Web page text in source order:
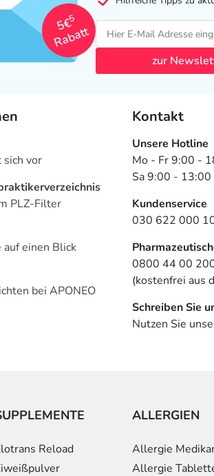
5€
5
Rabatt
zur
vor
PLZ-Filter
einen Blick
bei APONEO
Kontakt
Unsere Hotline
Mo - Fr 9:00 -
Sa 9:00 - 13:00
Kundenservice
030 622 000
0800 44 00
(kostenfrei aus
Schreiben Sie
Nutzen Sie
Reload
ALLERGIEN
Allergie
Allergie